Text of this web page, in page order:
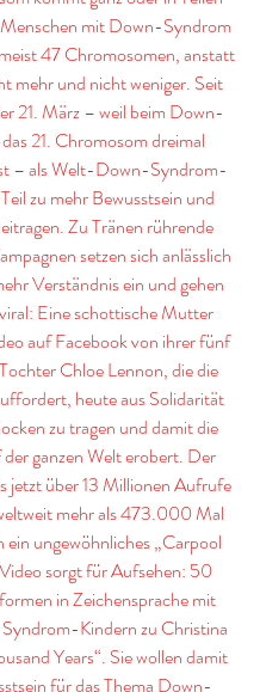
mit Down-Syndrom
47 Chromosomen, anstatt
mehr und nicht weniger. Seit
21. März – weil beim Down-
21. Chromosom dreimal
– als Welt-Down-Syndrom-
zu mehr Bewusstsein und
Zu Tränen rührende
setzen sich anlässlich
Verständnis ein und gehen
Eine schottische Mutter
auf Facebook von ihrer fünf
Chloe Lennon, die die
heute aus Solidarität
zu tragen und damit die
ganzen Welt erobert. Der
jetzt über 13 Millionen Aufrufe
mehr als 473.000 Mal
ein ungewöhnliches „Carpool
sorgt für Aufsehen: 50
in Zeichensprache mit
Kindern zu Christina
Years“. Sie wollen damit
für das Thema Down-